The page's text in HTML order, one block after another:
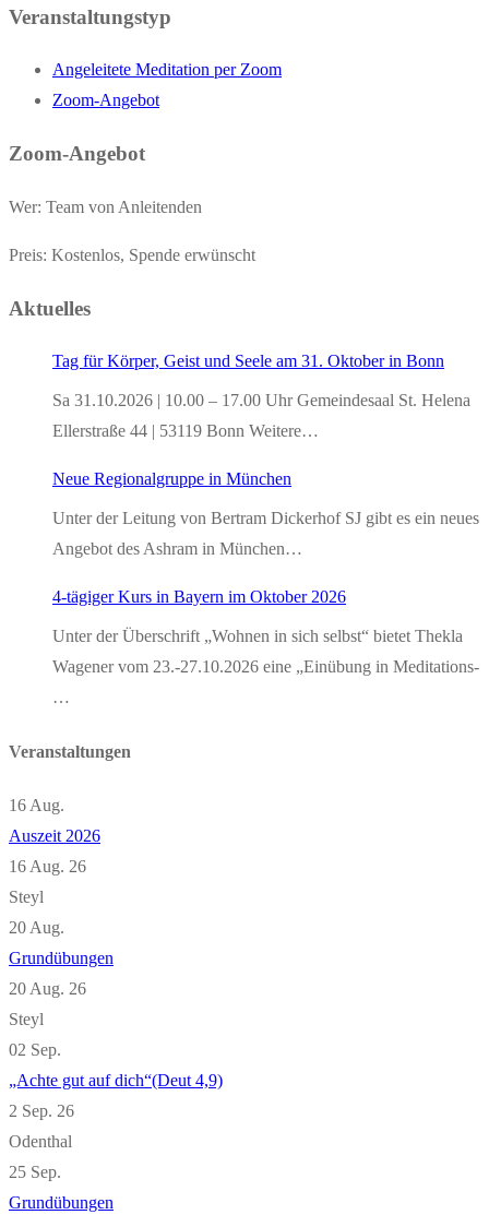
Veranstaltungstyp
Angeleitete Meditation per Zoom
Zoom-Angebot
Zoom-Angebot
Wer: Team von Anleitenden
Preis: Kostenlos, Spende erwünscht
Aktuelles
Tag für Körper, Geist und Seele am 31. Oktober in Bonn
Sa 31.10.2026 | 10.00 – 17.00 Uhr Gemeindesaal St. Helena
Ellerstraße 44 | 53119 Bonn Weitere…
Neue Regionalgruppe in München
Unter der Leitung von Bertram Dickerhof SJ gibt es ein neues
Angebot des Ashram in München…
4-tägiger Kurs in Bayern im Oktober 2026
Unter der Überschrift „Wohnen in sich selbst“ bietet Thekla
Wagener vom 23.-27.10.2026 eine „Einübung in Meditations-
…
Veranstaltungen
16 Aug.
Auszeit 2026
16 Aug. 26
Steyl
20 Aug.
Grundübungen
20 Aug. 26
Steyl
02 Sep.
„Achte gut auf dich“(Deut 4,9)
2 Sep. 26
Odenthal
25 Sep.
Grundübungen